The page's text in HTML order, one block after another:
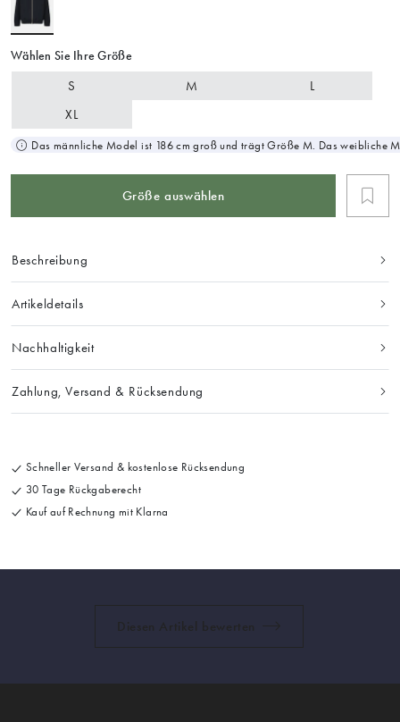
Wählen Sie Ihre Größe
S M
L
XL
Das männliche Model ist 186 cm groß und trägt Größe M. Das weibliche
Größe auswählen
Beschreibung
Artikeldetails
Nachhaltigkeit
Zahlung, Versand & Rücksendung
Schneller Versand & kostenlose Rücksendung
30 Tage Rückgaberecht
Kauf auf Rechnung mit Klarna
Diesen Artikel bewerten